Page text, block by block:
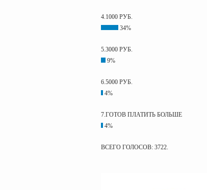
4.1000 РУБ.
34%
5.3000 РУБ.
9%
6.5000 РУБ.
4%
7.ГОТОВ ПЛАТИТЬ БОЛЬШЕ
4%
ВСЕГО ГОЛОСОВ: 3722.